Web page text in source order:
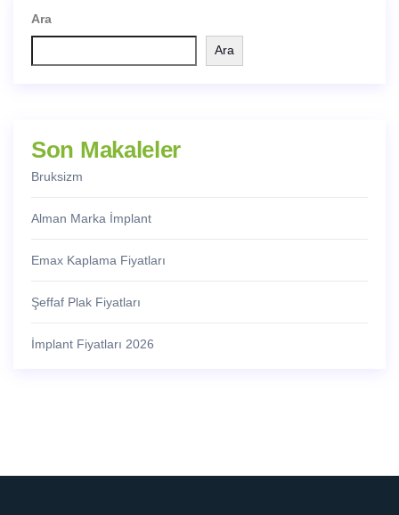
Ara
Ara
Son Makaleler
Bruksizm
Alman Marka İmplant
Emax Kaplama Fiyatları
Şeffaf Plak Fiyatları
İmplant Fiyatları 2026